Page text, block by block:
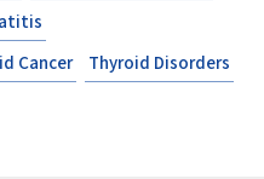
Cancer Thyroid Disorders